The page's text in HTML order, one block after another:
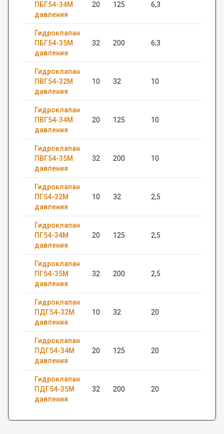
ПБГ54-34М
давления
20 125 6,3
Гидроклапан
ПБГ54-35М
давления
32 200 6,3
Гидроклапан
ПВГ54-32М
давления
10 32 10
Гидроклапан
ПВГ54-34М
давления
20 125 10
Гидроклапан
ПВГ54-35М
давления
32 200 10
Гидроклапан
ПГ54-32М
давления
10 32 2,5
Гидроклапан
ПГ54-34М
давления
20 125 2,5
Гидроклапан
ПГ54-35М
давления
32 200 2,5
Гидроклапан
ПДГ54-32М
давления
10 32 20
Гидроклапан
ПДГ54-34М
давления
20 125 20
Гидроклапан
ПДГ54-35М
давления
32 200 20